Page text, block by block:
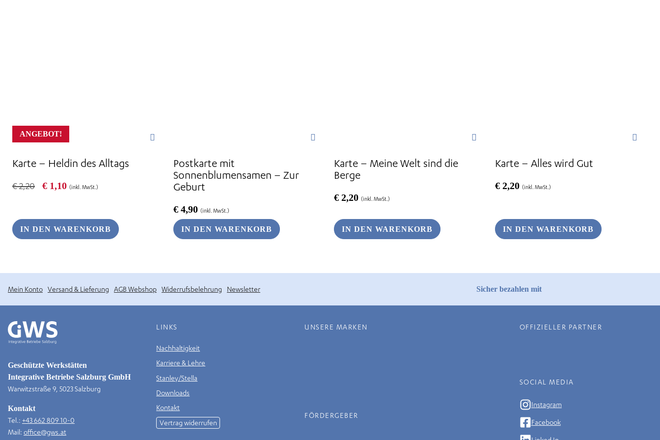
ANGEBOT!
Karte – Heldin des Alltags
€2,20
Ursprünglicher
€ 1,10Aktueller
(inkl. MwSt.)
IN DEN WARENKORB
Postkarte mit
Sonnenblumensamen – Zur
Geburt
€4,90 (inkl. MwSt.)
IN DEN WARENKORB
Karte – Meine Welt sind die
Berge
€ 2,20 (inkl. MwSt.)
IN DEN WARENKORB
Karte – Alles wird Gut
€2,20 (inkl. MwSt.)
IN DEN WARENKORB
Mein Konto Versand & Lieferung AGB Webshop Widerrufsbelehrung Newsletter Sicher bezahlen mit
Geschützte Werkstätten
Integrative Betriebe Salzburg GmbH
Warwitzstraße 9, 5023 Salzburg
Kontakt
Tel.: +43 662 809 10-0
Mail: office@gws.at
LINKS
Nachhaltigkeit
Karriere & Lehre
Stanley/Stella
Downloads
Kontakt
Vertrag widerrufen
UNSERE MARKEN
FÖRDERGEBER
OFFIZIELLER PARTNER
SOCIAL MEDIA
Instagram
Facebook